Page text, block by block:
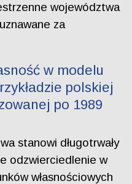
województwa
za
w modelu
polskiej
po 1989
stanowi długotrwały
odzwierciedlenie w
własnościowych